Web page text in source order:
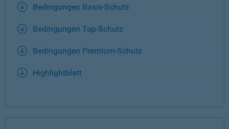
Bedingungen Basis-Schutz
Bedingungen Top-Schutz
Bedingungen Premium-Schutz
Highlightblatt